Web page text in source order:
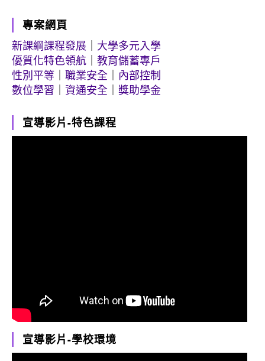
專案網頁
新課綱課程發展
大學多元入學
優質化特色領航
教育儲蓄專戶
性別平等
職業安全
內部控制
數位學習
資通安全 獎助學金
宣導影片-特色課程
宣導影片-學校環境